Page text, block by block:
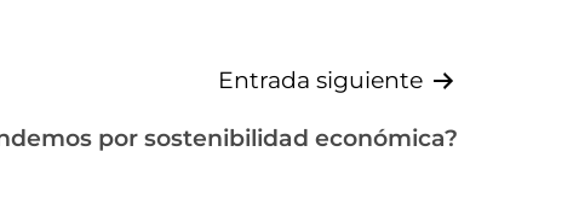
Entrada siguiente
por sostenibilidad económica?